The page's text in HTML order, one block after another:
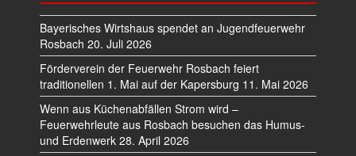
Bayerisches Wirtshaus spendet an Jugendfeuerwehr
Rosbach 20. Juli 2026
Förderverein der Feuerwehr Rosbach feiert
traditionellen 1. Mai auf der Kapersburg 11. Mai 2026
Wenn aus Küchenabfällen Strom wird –
Feuerwehrleute aus Rosbach besuchen das Humus-
und Erdenwerk 28. April 2026